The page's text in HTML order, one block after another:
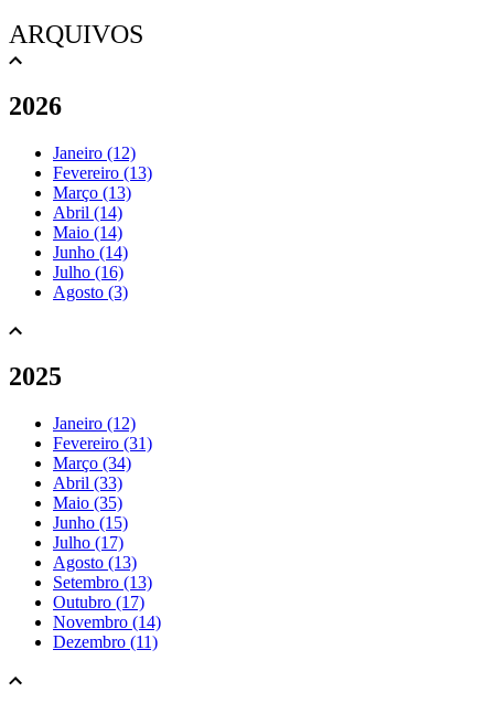
ARQUIVOS
2026
Janeiro (12)
Fevereiro (13)
Março (13)
Abril (14)
Maio (14)
Junho (14)
Julho (16)
Agosto (3)
2025
Janeiro (12)
Fevereiro (31)
Março (34)
Abril (33)
Maio (35)
Junho (15)
Julho (17)
Agosto (13)
Setembro (13)
Outubro (17)
Novembro (14)
Dezembro (11)